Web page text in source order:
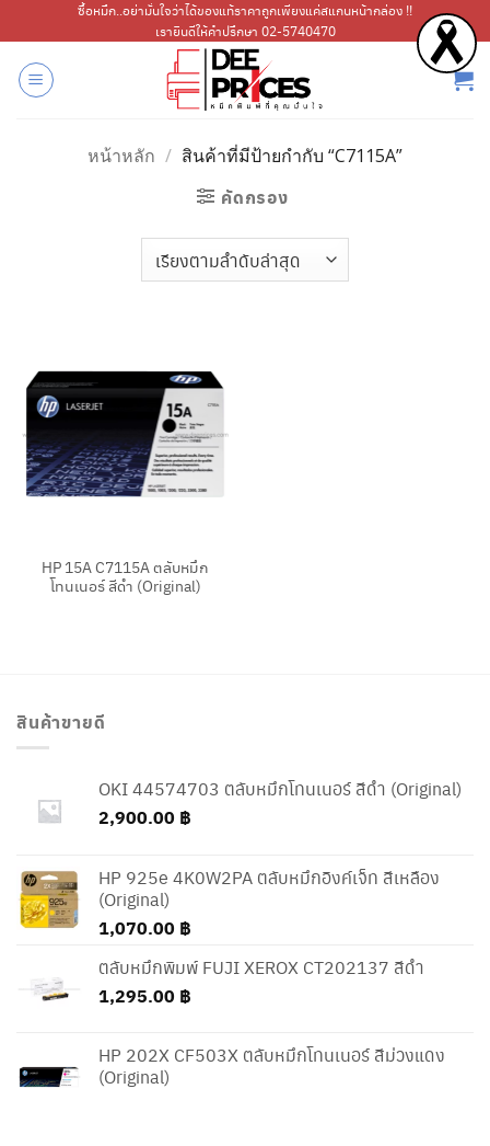
ไป
เนื้อหา
ซื้อหมึก..อย่ามั่นใจว่าได้ของแท้ราคาถูกเพียงแค่สแกนหน้ากล่อง !!
เรายินดีให้คำปรึกษา 02-5740470
หน้าหลัก / สินค้าที่มีป้ายกำกับ “C7115A”
คัดกรอง
HP 15A C7115A ตลับหมึก
โทนเนอร์ สีดำ (Original)
สินค้าขายดี
OKI 44574703 ตลับหมึกโทนเนอร์ สีดำ (Original)
2,900.00 ฿
HP 925e 4K0W2PA ตลับหมึกอิงค์เจ็ท สีเหลือง
(Original)
1,070.00 ฿
ตลับหมึกพิมพ์ FUJI XEROX CT202137 สีดำ
1,295.00 ฿
HP 202X CF503X ตลับหมึกโทนเนอร์ สีม่วงแดง
(Original)